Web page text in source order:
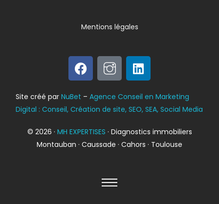
Bilan énergétique
DPE
© 2026 · MH EXPERTISES · Diagnostics immobiliers
Montauban · Caussade · Cahors · Toulouse
Site créé parNuBet –Agence Conseil en Marketing
Digital : Conseil, Création de site, SEO, SEA, Social Media
Mentions légales